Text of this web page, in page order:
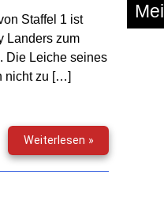
Staffel 1 ist
Landers zum
Die Leiche seines
nicht zu […]
Weiterlesen »Monster
1983
–